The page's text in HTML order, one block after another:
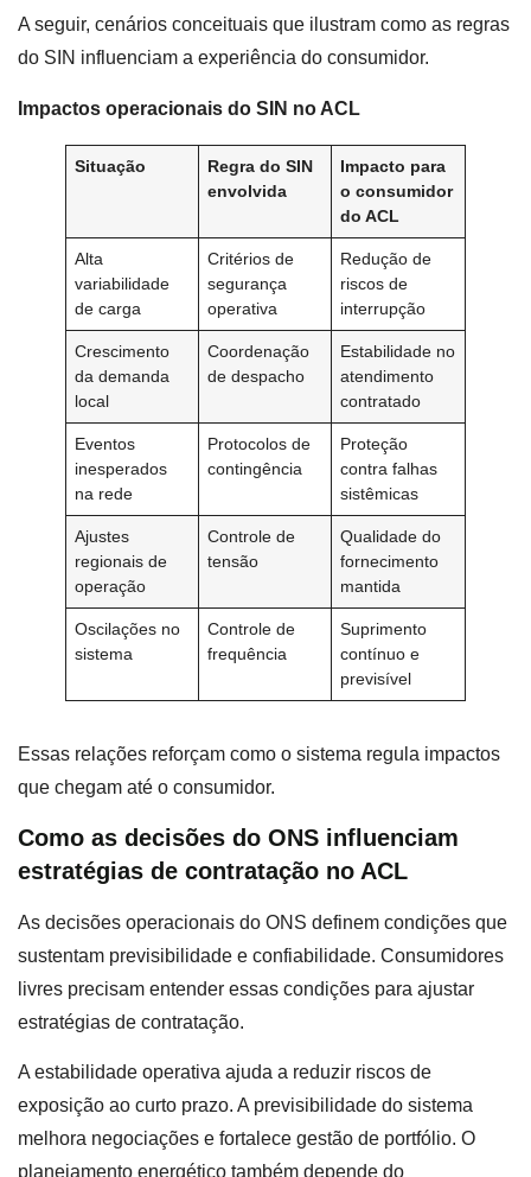
A seguir, cenários conceituais que ilustram como as regras
do SIN influenciam a experiência do consumidor.
Impactos operacionais do SIN no ACL
Situação
Regra do SIN
envolvida
Impacto para
o consumidor
do ACL
Alta
variabilidade
de carga
Critérios de
segurança
operativa
Redução de
riscos de
interrupção
Crescimento
da demanda
local
Coordenação
de despacho
Estabilidade no
atendimento
contratado
Eventos
inesperados
na rede
Protocolos de
contingência
Proteção
contra falhas
sistêmicas
Ajustes
regionais de
operação
Controle de
tensão
Qualidade do
fornecimento
mantida
Oscilações no
sistema
Controle de
frequência
Suprimento
contínuo e
previsível
Essas relações reforçam como o sistema regula impactos
que chegam até o consumidor.
Como as decisões do ONS influenciam
estratégias de contratação no ACL
As decisões operacionais do ONS definem condições que
sustentam previsibilidade e confiabilidade. Consumidores
livres precisam entender essas condições para ajustar
estratégias de contratação.
A estabilidade operativa ajuda a reduzir riscos de
exposição ao curto prazo. A previsibilidade do sistema
melhora negociações e fortalece gestão de portfólio. O
planejamento energético também depende do